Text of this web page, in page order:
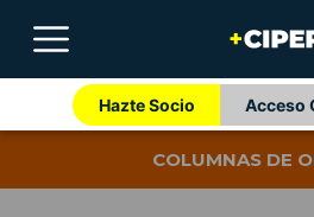
Hazte Socio Acceso
COLUMNAS DE